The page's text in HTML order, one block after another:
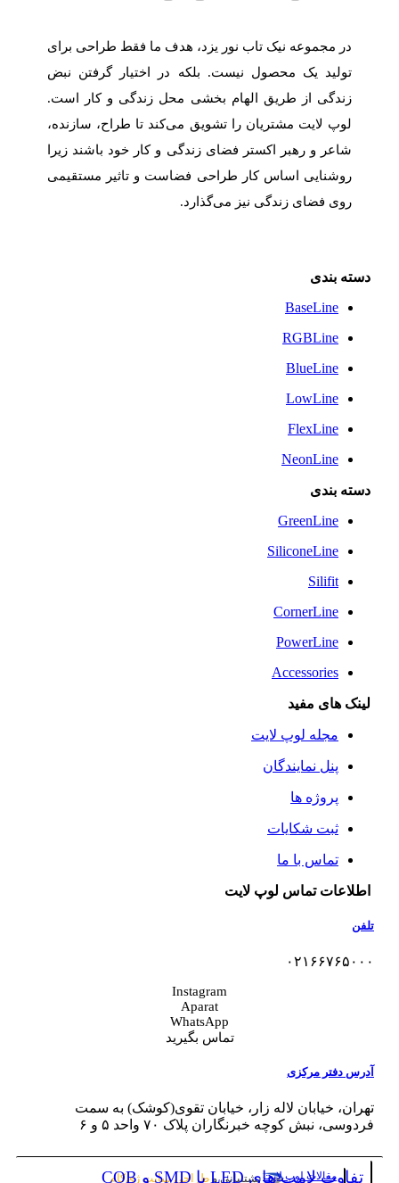
مقالات لوپ لایت
تفاوت لامپ های LED با SMD و COB
در مجموعه نیک تاب نور یزد، هدف ما فقط طراحی برای
تولید یک محصول نیست. بلکه در اختیار گرفتن نبض
زندگی از طریق الهام بخشی محل زندگی و کار است.
لوپ لایت مشتریان را تشویق می‌کند تا طراح، سازنده،
شاعر و رهبر اکستر فضای زندگی و کار خود باشند زیرا
روشنایی اساس کار طراحی فضاست و تاثیر مستقیمی
روی فضای زندگی نیز می‌گذارد.
دسته بندی
BaseLine
RGBLine
BlueLine
LowLine
FlexLine
NeonLine
دسته بندی
GreenLine
SiliconeLine
Silifit
CornerLine
PowerLine
Accessories
لینک های مفید
مجله لوپ لایت
پنل نمایندگان
پروژه ها
ثبت شکایات
تماس با ما
اطلاعات تماس لوپ لایت
تلفن
۰۲۱۶۶۷۶۵۰۰۰
Instagram
Aparat
WhatsApp
تماس بگیرید
آدرس دفتر مرکزی
تهران، خیابان لاله‌ زار، خیابان تقوی(کوشک) به سمت
فردوسی، نبش کوچه خبرنگاران پلاک ۷۰ واحد ۵ و ۶
پشتیبانی وطراحی سایتژی‌کام